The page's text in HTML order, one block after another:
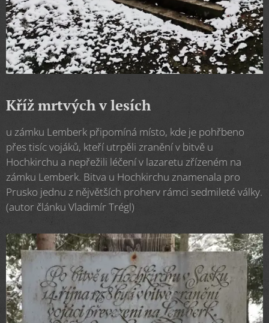
Kříž mrtvých v lesích
u zámku Lemberk připomíná místo, kde je pohřbeno
přes tisíc vojáků, kteří utrpěli zranění v bitvě u
Hochkirchu a nepřežili léčení v lazaretu zřízeném na
zámku Lemberk. Bitva u Hochkirchu znamenala pro
Prusko jednu z nějvětších proherv rámci sedmileté války.
(autor článku Vladimír Trégl)